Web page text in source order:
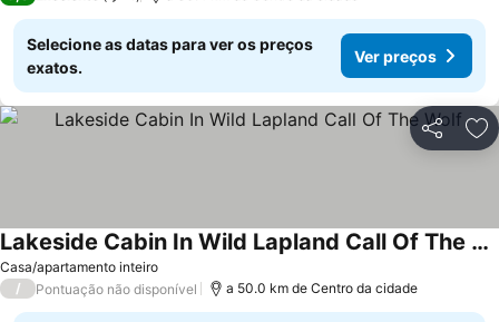
Selecione as datas para ver os preços
exatos.
Ver preços
Partilhar
Casa/apartamento inteiro
Lakeside Cabin In Wild Lapland Call Of The Wolf
Ver preços
/ Pontuação não disponível a 50.0 km de Centro da cidade